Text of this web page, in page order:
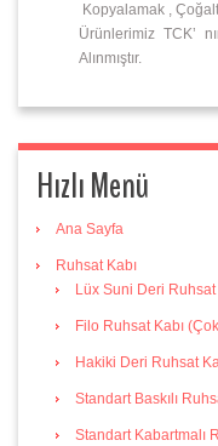
Kopyalamak ,
Ürünlerimiz TCK’
Alınmıştır.
Hızlı Menü
Ana Sayfa
Ruhsat Kabı
Lüx Suni Deri Ruhsat
Filo Ruhsat Kabı
Hakiki Deri Ruhsat
Standart Baskılı
Standart Kabartmalı